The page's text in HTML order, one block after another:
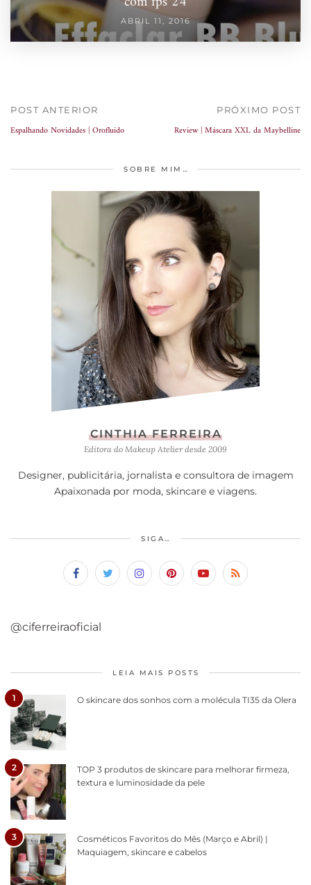
ABRIL 11, 2016
POST ANTERIOR
Espalhando Novidades | Orofluido
PRÓXIMO POST
Review | Máscara XXL da Maybelline
SOBRE MIM…
CINTHIA FERREIRA
Editora do Makeup Atelier desde 2009
Designer, publicitária, jornalista e consultora de imagem
Apaixonada por moda, skincare e viagens.
SIGA…
@ciferreiraoficial
LEIA MAIS POSTS
1 O skincare dos sonhos com a molécula TI35 da Olera
2
TOP 3 produtos de skincare para melhorar firmeza,
textura e luminosidade da pele
3
Cosméticos Favoritos do Mês (Março e Abril) |
Maquiagem, skincare e cabelos